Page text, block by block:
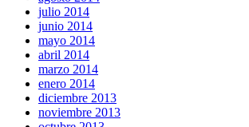
julio 2014
junio 2014
mayo 2014
abril 2014
marzo 2014
enero 2014
diciembre 2013
noviembre 2013